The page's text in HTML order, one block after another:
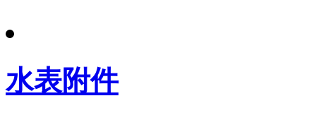
水表附件